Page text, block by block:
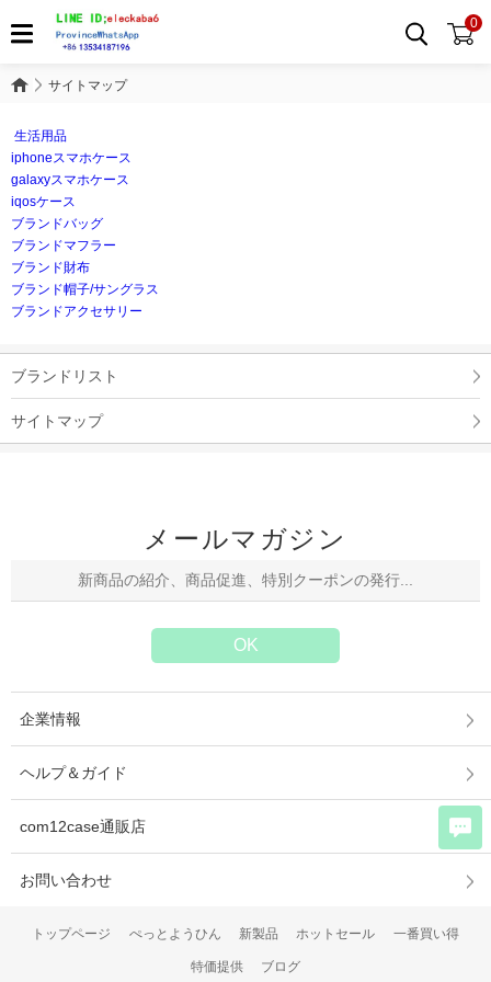
0
サイトマップ
生活用品
iphoneスマホケース
galaxyスマホケース
iqosケース
ブランドバッグ
ブランドマフラー
ブランド財布
ブランド帽子/サングラス
ブランドアクセサリー
ブランドリスト
サイトマップ
メールマガジン
企業情報
ヘルプ＆ガイド
com12case通販店
お問い合わせ
トップページ ぺっとようひん 新製品 ホットセール 一番買い得
特価提供 ブログ